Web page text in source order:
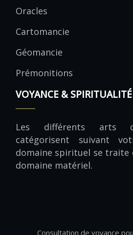
Oracles
Cartomancie
Géomancie
Prémonitions
VOYANCE & SPIRITUALITÉ
Les différents arts
catégorisent suivant
domaine spirituel se traite
domaine matériel.
Consultation de voyance